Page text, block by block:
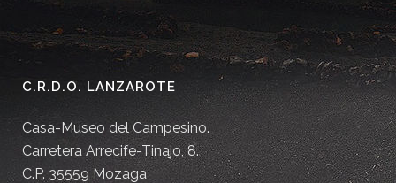
C.R.D.O. LANZAROTE
Casa-Museo del Campesino.
Carretera Arrecife-Tinajo, 8.
C.P. 35559 Mozaga